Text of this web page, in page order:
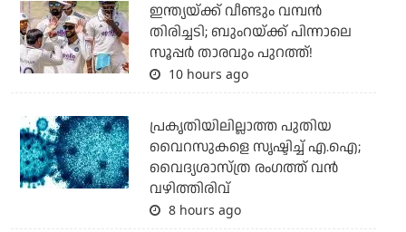
ഇന്ത്യയ്ക്ക് വീണ്ടും വമ്പന്‍
തിരിച്ചടി; ബുംറയ്ക്ക് പിന്നാലെ
സൂപ്പര്‍ താരവും പുറത്ത്!
10 hours ago
പ്രകൃതിയിലില്ലാത്ത പുതിയ
വൈറസുകളെ സൃഷ്ടിച്ച് എ.ഐ;
വൈദ്യശാസ്ത്ര രംഗത്ത് വന്‍
വഴിത്തിരിവ്
8 hours ago